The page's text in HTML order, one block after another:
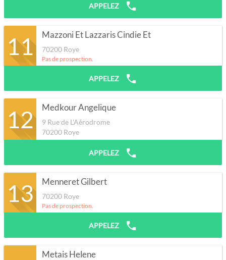
APPELEZ
11 Mazzoni Et Lazzaris Cindie Et
70200 Roye
Pas de prospection.
APPELEZ
12 Medkour Angelique
9 Rue de L'Aérodrome
70200 Roye
APPELEZ
13 Menneret Gilbert
70200 Roye
Pas de prospection.
APPELEZ
Metais Helene